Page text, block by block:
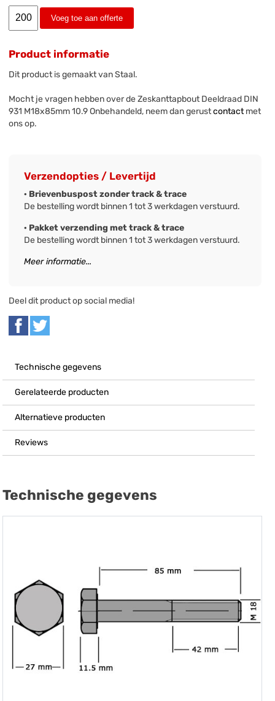
Voeg toe aan offerte
Product informatie
Dit product is gemaakt van Staal.
Mocht je vragen hebben over de Zeskanttapbout Deeldraad DIN
931 M18x85mm 10.9 Onbehandeld, neem dan gerustcontactmet
ons op.
Verzendopties / Levertijd
· Brievenbuspost zonder track & trace
De bestelling wordt binnen 1 tot 3 werkdagen verstuurd.
· Pakket verzending met track & trace
De bestelling wordt binnen 1 tot 3 werkdagen verstuurd.
Meer informatie...
Deel dit product op social media!
Technische gegevens
Gerelateerde producten
Alternatieve producten
Reviews
Technische gegevens